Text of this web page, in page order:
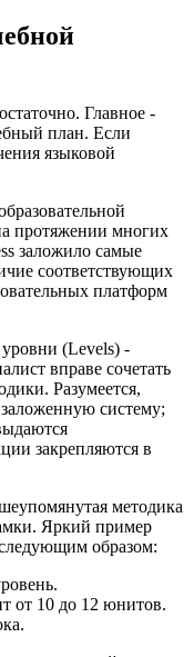
Главное -
план. Если
языковой
протяжении многих
заложило самые
соответствующих
платформ
(Levels) -
вправе сочетать
Разумеется,
систему;
закрепляются в
методика
Яркий пример
образом:
от 10 до 12 юнитов.